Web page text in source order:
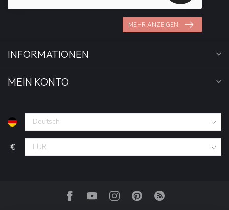
MEHR ANZEIGEN
INFORMATIONEN
MEIN KONTO
€